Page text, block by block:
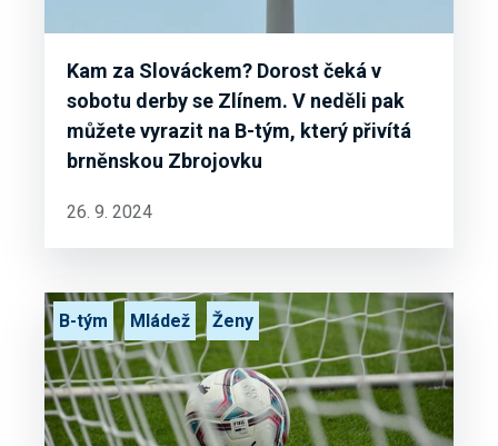
Kam za Slováckem? Dorost čeká v
sobotu derby se Zlínem. V neděli pak
můžete vyrazit na B-tým, který přivítá
brněnskou Zbrojovku
26. 9. 2024
B-tým Mládež Ženy